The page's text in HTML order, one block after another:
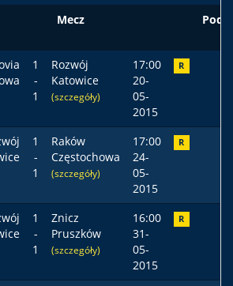
Mecz Podst
1
-
1
Rozwój
Katowice
(szczegóły)
17:00
20-
05-
2015
R
1
-
1
Raków
Częstochowa
(szczegóły)
17:00
24-
05-
2015
R
1
-
1
Znicz
Pruszków
(szczegóły)
16:00
31-
05-
2015
R